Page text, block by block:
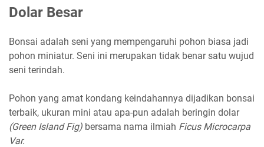
Dolar Besar
Bonsai adalah seni yang mempengaruhi pohon biasa jadi
pohon miniatur. Seni ini merupakan tidak benar satu wujud
seni terindah.
Pohon yang amat kondang keindahannya dijadikan bonsai
terbaik, ukuran mini atau apa-pun adalah beringin dolar
(Green Island Fig) bersama nama ilmiah Ficus Microcarpa
Var.